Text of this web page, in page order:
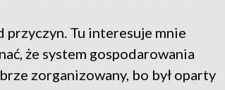
przyczyn. Tu interesuje mnie
że system gospodarowania
zorganizowany, bo był oparty